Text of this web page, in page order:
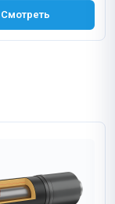
Смотреть